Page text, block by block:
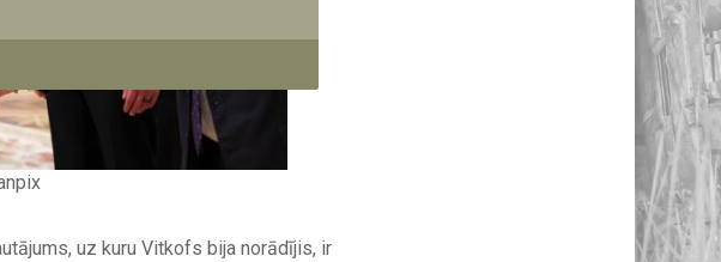
uz kuru Vitkofs bija norādījis, ir